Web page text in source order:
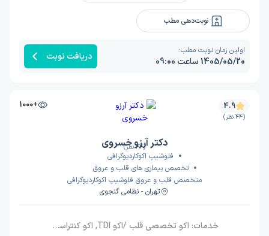
نوبت‌دهی مطب
اولین زمان نوبت مطب:
1405/05/20 ساعت 09:00 دریافت نوبت
(44 نظر)
+1000 4.9
(44 نظر)
دکتر آرزو خسروی
فلوشیپ اکوکاردیوگرافی
تخصص بیماری های قلب و عروق
متخصص قلب و عروق فلوشیپ اکوکاردیوگرافی
تهران - نظامی گنجوی
خدمات: اکو تخصصی قلب /اکو TDI, اکو کنتراست, استرس اکو, تست ورزش, هولتر ریتم, هولتر فشار